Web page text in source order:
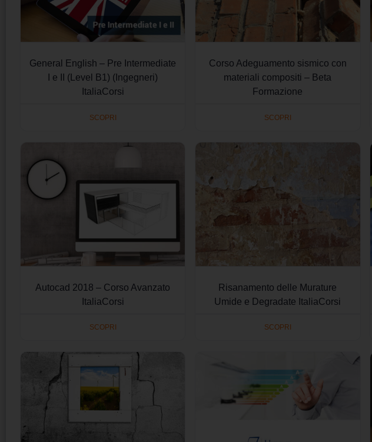
General English – Pre Intermediate
I e II (Level B1) (Ingegneri)
ItaliaCorsi
SCOPRI
Corso Adeguamento sismico con
materiali compositi – Beta
Formazione
SCOPRI
Autocad 2018 – Corso Avanzato
ItaliaCorsi
SCOPRI
Risanamento delle Murature
Umide e Degradate ItaliaCorsi
SCOPRI